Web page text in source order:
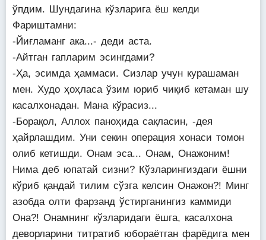
ўпдим. Шундагина кўзларига ёш келди
Фариштамни:
-Йиғламанг ака...- деди аста.
-Айтган гапларим эсингдами?
-Ҳа, эсимда ҳаммаси. Сизлар учун курашаман
мен. Худо ҳоҳласа ўзим юриб чиқиб кетаман шу
касалхонадан. Мана кўрасиз...
-Борақол, Аллох паноҳида сақласин, -дея
ҳайрлашдим. Уни секин операция хонаси томон
олиб кетишди. Онам эса... Онам, Онажоним!
Нима деб юпатай сизни? Кўзларингиздаги ёшни
кўриб қандай тилим сўзга келсин Онажон?! Минг
азобда олти фарзанд ўстирганингиз каммиди
Она?! Онамнинг кўзларидаги ёшга, касалхона
деворларини титратиб юбораётган фарёдига мен